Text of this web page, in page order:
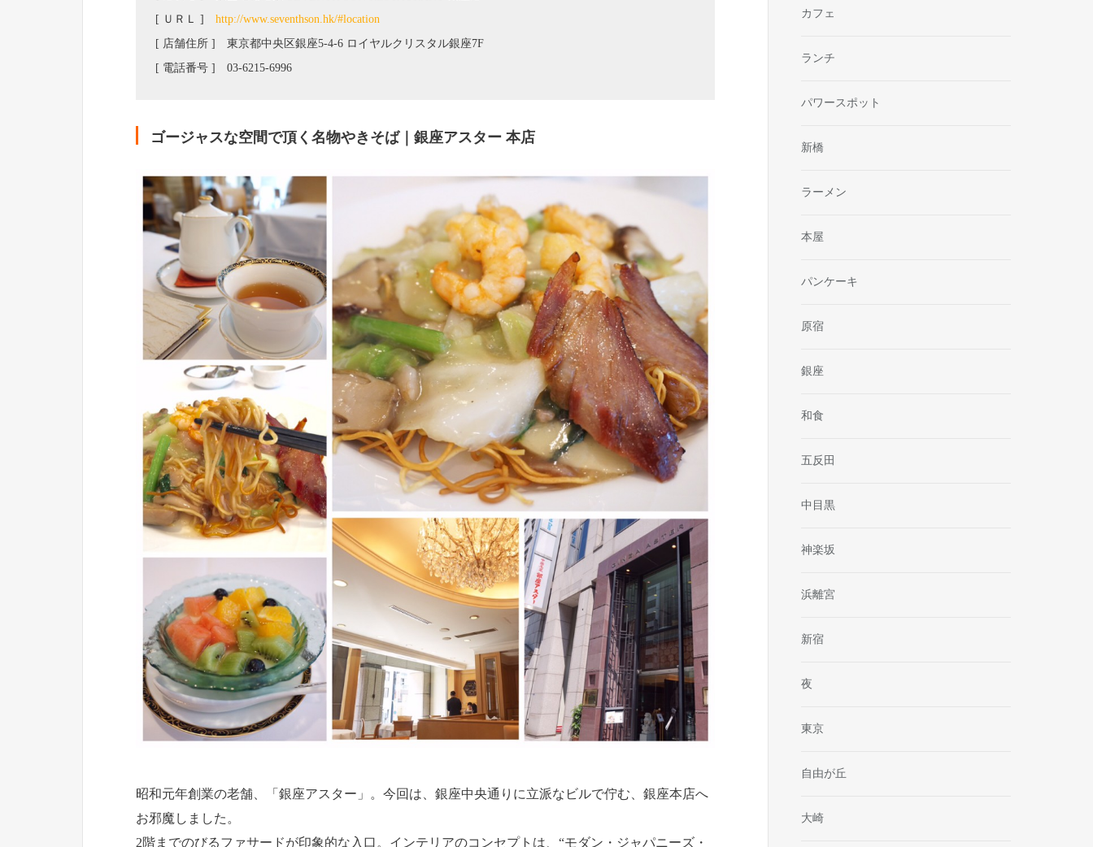
[ ＵＲＬ ] http://www.seventhson.hk/#location
[ 店舗住所 ] 東京都中央区銀座5-4-6 ロイヤルクリスタル銀座7F
[ 電話番号 ] 03-6215-6996
ゴージャスな空間で頂く名物やきそば｜銀座アスター 本店
昭和元年創業の老舗、「銀座アスター」。今回は、銀座中央通りに立派なビルで佇む、銀座本店へ
お邪魔しました。
2階までのびるファサードが印象的な入口。インテリアのコンセプトは、“モダン・ジャパニーズ・
カフェ
ランチ
パワースポット
新橋
ラーメン
本屋
パンケーキ
原宿
銀座
和食
五反田
中目黒
神楽坂
浜離宮
新宿
夜
東京
自由が丘
大崎